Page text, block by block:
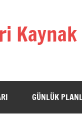
GÜNLÜK